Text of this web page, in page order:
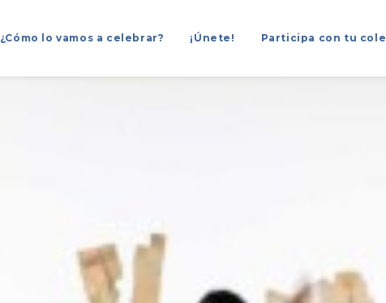
¿Cómo lo vamos a celebrar? ¡Únete! Participa con tu cole